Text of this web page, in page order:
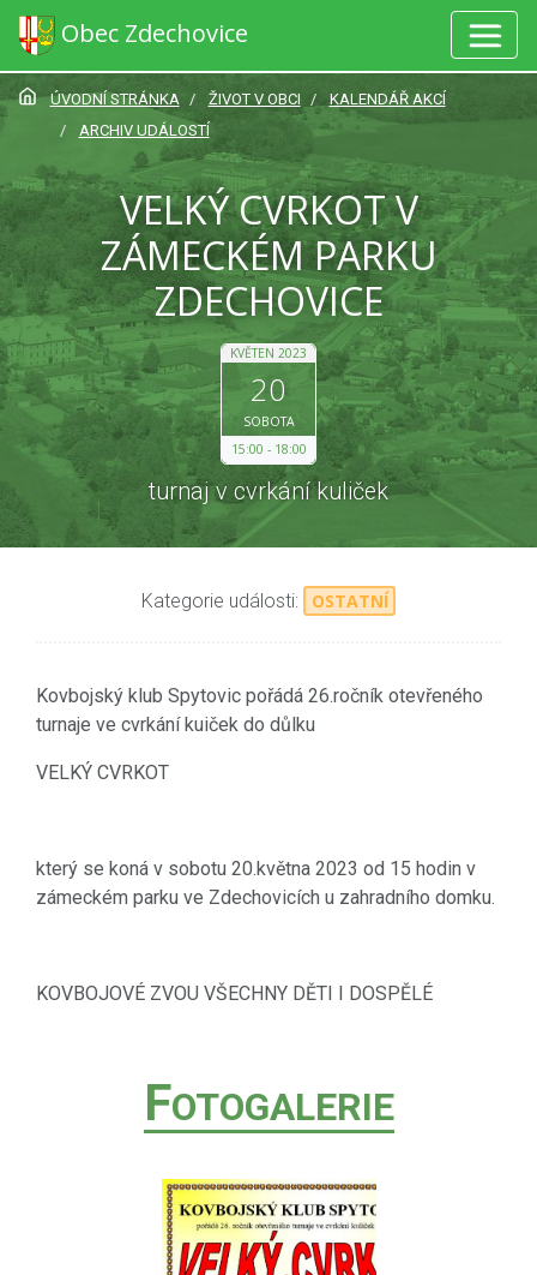
Obec Zdechovice
ÚVODNÍ STRÁNKA ŽIVOT V OBCI
KALENDÁŘ AKCÍ
ARCHIV UDÁLOSTÍ
VELKÝ CVRKOT V
ZÁMECKÉM PARKU
ZDECHOVICE
KVĚTEN 2023
20
SOBOTA
15:00
18:00
turnaj v cvrkání kuliček
Kategorie události: OSTATNÍ
Kovbojský klub Spytovic pořádá 26.ročník otevřeného
turnaje ve cvrkání kuiček do důlku
VELKÝ CVRKOT
který se koná v sobotu 20.května 2023 od 15 hodin v
zámeckém parku ve Zdechovicích u zahradního domku.
KOVBOJOVÉ ZVOU VŠECHNY DĚTI I DOSPĚLÉ
FOTOGALERIE